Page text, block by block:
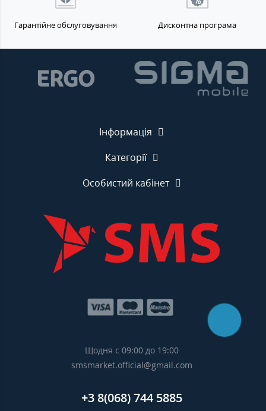
Гарантійне обслуговування Дисконтна програма
Інформація
Категорії
Особистий кабінет
Щодня с 09:00 до 19:00
smsmarket.official@gmail.com
+3 8(068) 744 5885